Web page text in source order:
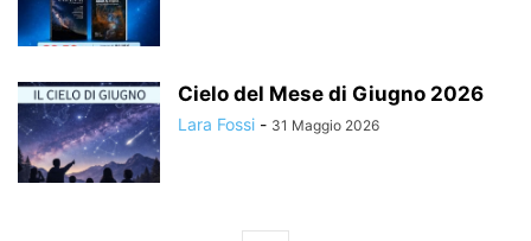
Cielo del Mese di Giugno 2026
Lara Fossi - 31 Maggio 2026